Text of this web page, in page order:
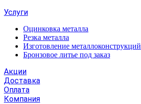
Услуги
Оцинковка металла
Резка металла
Изготовление металлоконструкций
Бронзовое литье под заказ
Акции
Доставка
Оплата
Компания